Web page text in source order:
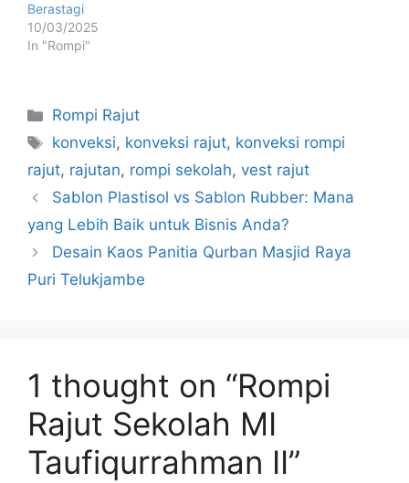
Berastagi
10/03/2025
In "Rompi"
Rompi Rajut
konveksi, konveksi rajut, konveksi rompi
rajut, rajutan, rompi sekolah, vest rajut
Sablon Plastisol vs Sablon Rubber: Mana
yang Lebih Baik untuk Bisnis Anda?
Desain Kaos Panitia Qurban Masjid Raya
Puri Telukjambe
1 thought on “Rompi
Rajut Sekolah MI
Taufiqurrahman II”